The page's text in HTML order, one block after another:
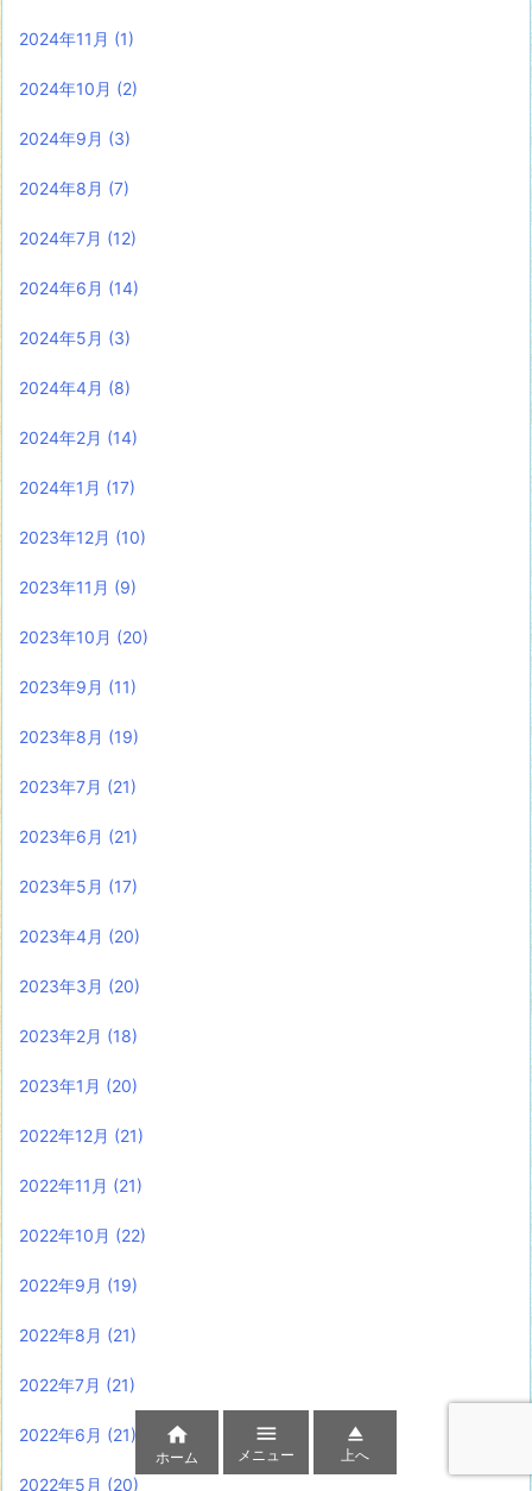
2024年11月 (1)
2024年10月 (2)
2024年9月 (3)
2024年8月 (7)
2024年7月 (12)
2024年6月 (14)
2024年5月 (3)
2024年4月 (8)
2024年2月 (14)
2024年1月 (17)
2023年12月 (10)
2023年11月 (9)
2023年10月 (20)
2023年9月 (11)
2023年8月 (19)
2023年7月 (21)
2023年6月 (21)
2023年5月 (17)
2023年4月 (20)
2023年3月 (20)
2023年2月 (18)
2023年1月 (20)
2022年12月 (21)
2022年11月 (21)
2022年10月 (22)
2022年9月 (19)
2022年8月 (21)
2022年7月 (21)
2022年6月 (21)
2022年5月 (20)

ホーム

メニュー

上へ